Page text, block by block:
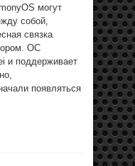
могут
собой,
связка
ОС
и поддерживает
появляться